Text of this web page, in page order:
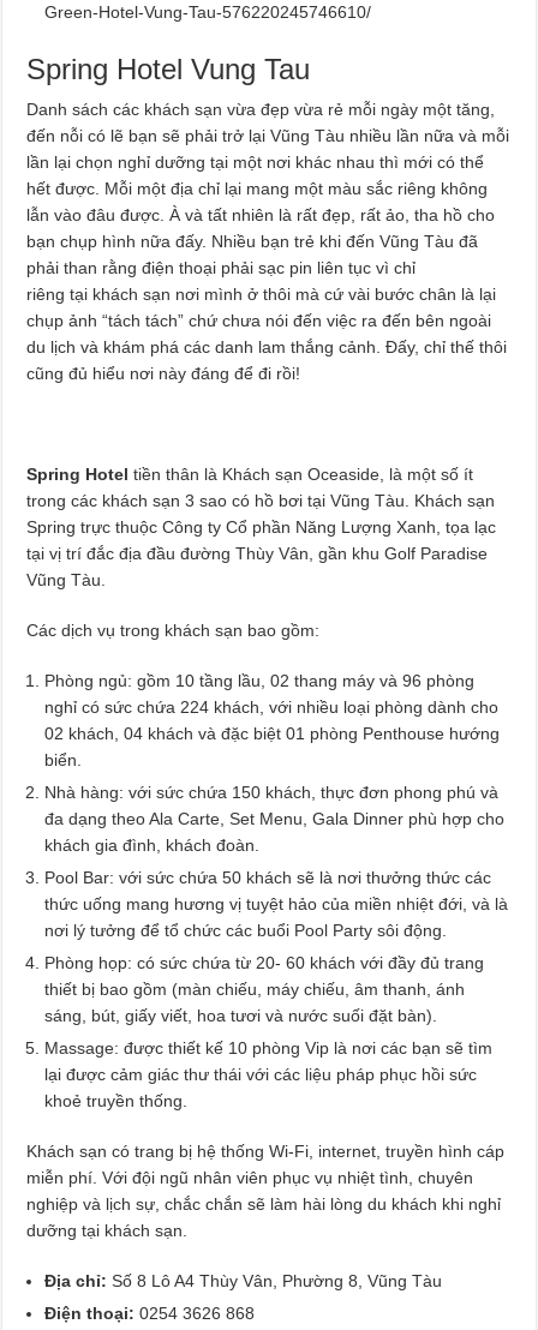
Green-Hotel-Vung-Tau-576220245746610/
Spring Hotel Vung Tau
Danh sách các khách sạn vừa đẹp vừa rẻ mỗi ngày một tăng,
đến nỗi có lẽ bạn sẽ phải trở lại Vũng Tàu nhiều lần nữa và mỗi
lần lại chọn nghỉ dưỡng tại một nơi khác nhau thì mới có thể
hết được. Mỗi một địa chỉ lại mang một màu sắc riêng không
lẫn vào đâu được. À và tất nhiên là rất đẹp, rất ảo, tha hồ cho
bạn chụp hình nữa đấy. Nhiều bạn trẻ khi đến Vũng Tàu đã
phải than rằng điện thoại phải sạc pin liên tục vì chỉ
riêng tại khách sạn nơi mình ở thôi mà cứ vài bước chân là lại
chụp ảnh “tách tách” chứ chưa nói đến việc ra đến bên ngoài
du lịch và khám phá các danh lam thắng cảnh. Đấy, chỉ thế thôi
cũng đủ hiểu nơi này đáng để đi rồi!
Spring Hoteltiền thân là Khách sạn Oceaside, là một số ít
trong các khách sạn 3 sao có hồ bơi tại Vũng Tàu. Khách sạn
Spring trực thuộc Công ty Cổ phần Năng Lượng Xanh, tọa lạc
tại vị trí đắc địa đầu đường Thùy Vân, gần khu Golf Paradise
Vũng Tàu.
Các dịch vụ trong khách sạn bao gồm:
Phòng ngủ: gồm 10 tầng lầu, 02 thang máy và 96 phòng
nghỉ có sức chứa 224 khách, với nhiều loại phòng dành cho
02 khách, 04 khách và đặc biệt 01 phòng Penthouse hướng
biển.
Nhà hàng: với sức chứa 150 khách, thực đơn phong phú và
đa dạng theo Ala Carte, Set Menu, Gala Dinner phù hợp cho
khách gia đình, khách đoàn.
Pool Bar: với sức chứa 50 khách sẽ là nơi thưởng thức các
thức uống mang hương vị tuyệt hảo của miền nhiệt đới, và là
nơi lý tưởng để tổ chức các buổi Pool Party sôi động.
Phòng họp: có sức chứa từ 20- 60 khách với đầy đủ trang
thiết bị bao gồm (màn chiếu, máy chiếu, âm thanh, ánh
sáng, bút, giấy viết, hoa tươi và nước suối đặt bàn).
Massage: được thiết kế 10 phòng Vip là nơi các bạn sẽ tìm
lại được cảm giác thư thái với các liệu pháp phục hồi sức
khoẻ truyền thống.
Khách sạn có trang bị hệ thống Wi-Fi, internet, truyền hình cáp
miễn phí. Với đội ngũ nhân viên phục vụ nhiệt tình, chuyên
nghiệp và lịch sự, chắc chắn sẽ làm hài lòng du khách khi nghỉ
dưỡng tại khách sạn.
Địa chỉ:Số 8 Lô A4 Thùy Vân, Phường 8, Vũng Tàu
Điện thoại:0254 3626 868